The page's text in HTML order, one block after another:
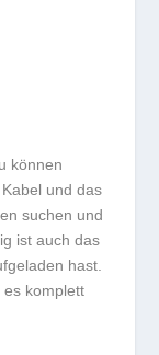
können
und das
suchen und
ist auch das
hast.
es komplett